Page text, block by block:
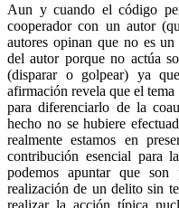
Aun y cuando el código
cooperador con un autor
autores opinan que no es
del autor porque no actúa
(disparar o golpear) ya
afirmación revela que el
para diferenciarlo de la
hecho no se hubiere
realmente estamos en
contribución esencial para
podemos apuntar que son
realización de un delito sin
realizar la acción típica